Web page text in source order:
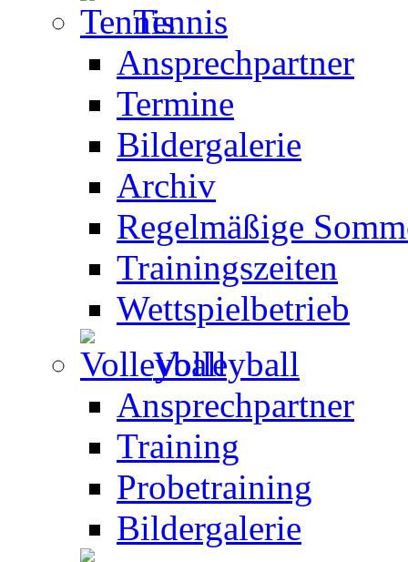
Tennis
Ansprechpartner
Termine
Bildergalerie
Archiv
Regelmäßige
Trainingszeiten
Wettspielbetrieb
Volleyball
Ansprechpartner
Training
Probetraining
Bildergalerie